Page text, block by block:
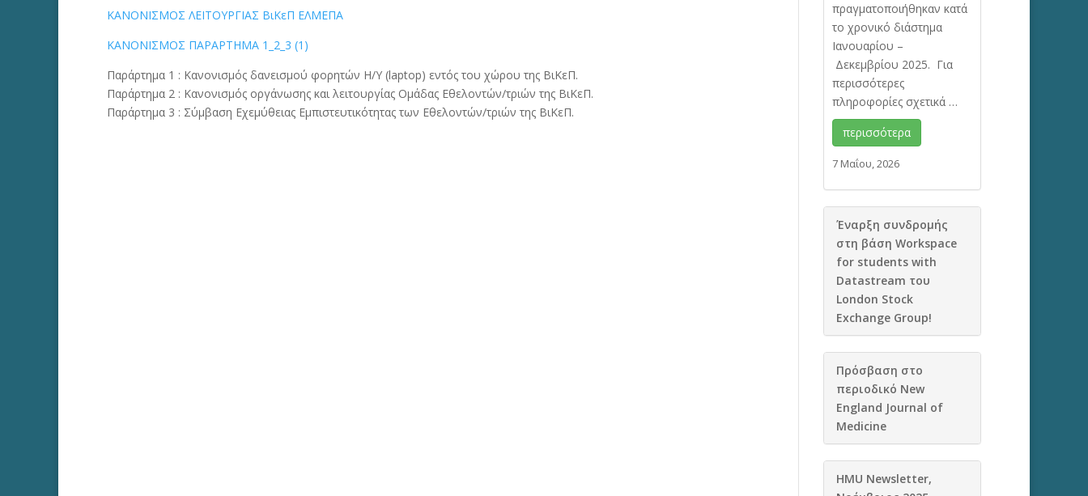
ΚΑΝΟΝΙΣΜΟΣ ΛΕΙΤΟΥΡΓΙΑΣ ΒιΚεΠ ΕΛΜΕΠΑ
ΚΑΝΟΝΙΣΜΟΣ ΠΑΡΑΡΤΗΜΑ 1_2_3 (1)
Παράρτημα 1 : Κανονισμός δανεισμού φορητών Η/Υ (laptop) εντός του χώρου της ΒιΚεΠ.
Παράρτημα 2 : Κανονισμός οργάνωσης και λειτουργίας Ομάδας Εθελοντών/τριών της ΒιΚεΠ.
Παράρτημα 3 : Σύμβαση Εχεμύθειας Εμπιστευτικότητας των Εθελοντών/τριών της ΒιΚεΠ.
πραγματοποιήθηκαν κατά
το χρονικό διάστημα
Ιανουαρίου –
Δεκεμβρίου 2025. Για
περισσότερες
πληροφορίες σχετικά …
περισσότερα
7 Μαΐου, 2026
Έναρξη συνδρομής
στη βάση Workspace
for students with
Datastream του
London Stock
Exchange Group!
Πρόσβαση στο
περιοδικό New
England Journal of
Medicine
HMU Newsletter,